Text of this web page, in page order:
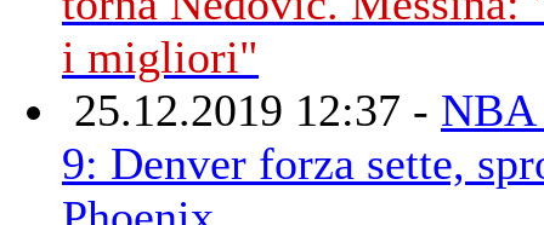
i migliori"
25.12.2019 12:37 - NBA
9: Denver forza sette,